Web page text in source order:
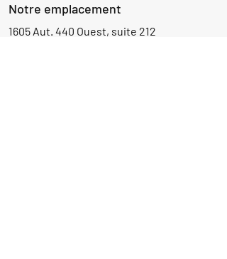
Notre emplacement
1605 Aut. 440 Ouest, suite 212